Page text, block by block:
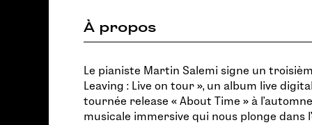
À propos
Le pianiste Martin Salemi signe un
Leaving : Live on tour », un album live
tournée release « About Time » à
musicale immersive qui nous plonge dans